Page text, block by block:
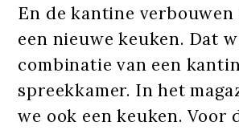
En de kantine verbouwen
een nieuwe keuken. Dat
combinatie van een
spreekkamer. In het
we ook een keuken. Voor